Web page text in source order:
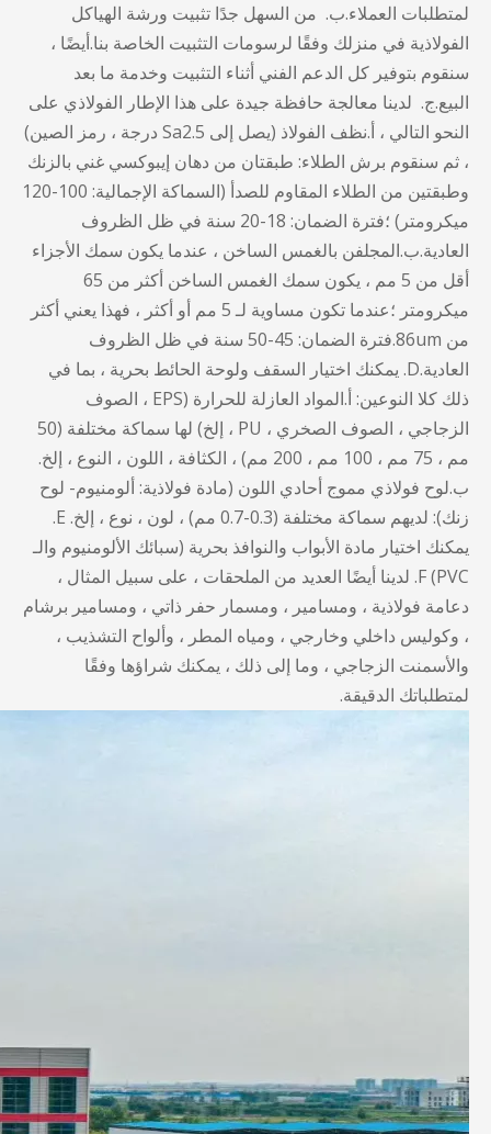
لمتطلبات العملاء.ب. من السهل جدًا تثبيت ورشة الهياكل
الفولاذية في منزلك وفقًا لرسومات التثبيت الخاصة بنا.أيضًا ،
سنقوم بتوفير كل الدعم الفني أثناء التثبيت وخدمة ما بعد
البيع.ج. لدينا معالجة حافظة جيدة على هذا الإطار الفولاذي على
النحو التالي ، أ.نظف الفولاذ (يصل إلى Sa2.5 درجة ، رمز الصين)
، ثم سنقوم برش الطلاء: طبقتان من دهان إيبوكسي غني بالزنك
وطبقتين من الطلاء المقاوم للصدأ (السماكة الإجمالية: 100-120
ميكرومتر) ؛فترة الضمان: 18-20 سنة في ظل الظروف
العادية.ب.المجلفن بالغمس الساخن ، عندما يكون سمك الأجزاء
أقل من 5 مم ، يكون سمك الغمس الساخن أكثر من 65
ميكرومتر ؛عندما تكون مساوية لـ 5 مم أو أكثر ، فهذا يعني أكثر
من 86um.فترة الضمان: 45-50 سنة في ظل الظروف
العادية.D. يمكنك اختيار السقف ولوحة الحائط بحرية ، بما في
ذلك كلا النوعين: أ.المواد العازلة للحرارة (EPS ، الصوف
الزجاجي ، الصوف الصخري ، PU ، إلخ) لها سماكة مختلفة (50
مم ، 75 مم ، 100 مم ، 200 مم) ، الكثافة ، اللون ، النوع ، إلخ.
ب.لوح فولاذي مموج أحادي اللون (مادة فولاذية: ألومنيوم- لوح
زنك): لديهم سماكة مختلفة (0.3-0.7 مم) ، لون ، نوع ، إلخ. E.
يمكنك اختيار مادة الأبواب والنوافذ بحرية (سبائك الألومنيوم والـ
PVC) F. لدينا أيضًا العديد من الملحقات ، على سبيل المثال ،
دعامة فولاذية ، ومسامير ، ومسمار حفر ذاتي ، ومسامير برشام
، وكوليس داخلي وخارجي ، ومياه المطر ، وألواح التشذيب ،
والأسمنت الزجاجي ، وما إلى ذلك ، يمكنك شراؤها وفقًا
لمتطلباتك الدقيقة.